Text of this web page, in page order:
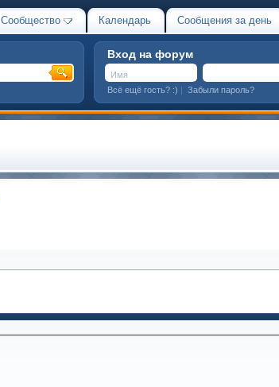
Сообщество Календарь Сообщения за день
Вход на форум
Всё ещё гость? :) | Забыли пароль?